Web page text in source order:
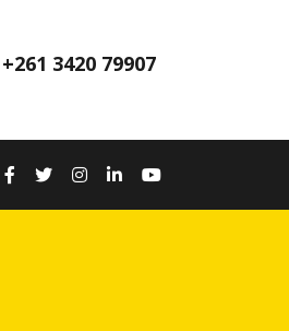
+261 3420 79907